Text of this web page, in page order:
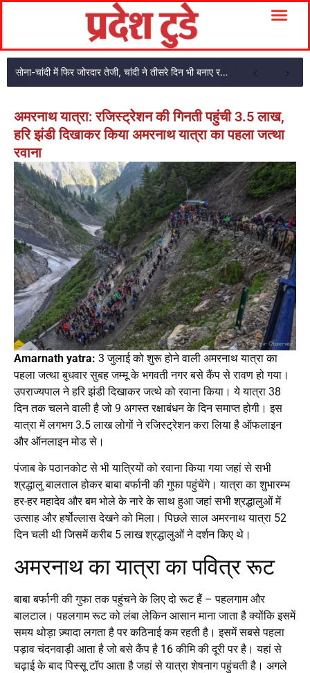
सोना-चांदी में फिर जोरदार तेजी, चांदी ने तीसरे दिन भी बनाए रखी चमक
अमरनाथ यात्रा: रजिस्ट्रेशन की गिनती पहुंची 3.5 लाख,
हरि झंडी दिखाकर किया अमरनाथ यात्रा का पहला जत्था
रवाना
Amarnath yatra: 3 जुलाई को शुरू होने वाली अमरनाथ यात्रा का
पहला जत्था बुधवार सुबह जम्मू के भगवती नगर बसे कैंप से रावण हो गया।
उपराज्यपाल ने हरि झंडी दिखाकर जत्थे को रवाना किया। ये यात्रा 38
दिन तक चलने वाली है जो 9 अगस्त रक्षाबंधन के दिन समाप्त होगी। इस
यात्रा में लगभग 3.5 लाख लोगों ने रजिस्ट्रेशन करा लिया है ऑफलाइन
और ऑनलाइन मोड से।
पंजाब के पठानकोट से भी यात्रियों को रवाना किया गया जहां से सभी
श्रद्धालु बालताल होकर बाबा बर्फानी की गुफा पहुंचेंगे। यात्रा का शुभारम्भ
हर-हर महादेव और बम भोले के नारे के साथ हुआ जहां सभी श्रद्धालुओं में
उत्साह और हर्षोल्लास देखने को मिला। पिछले साल अमरनाथ यात्रा 52
दिन चली थी जिसमें करीब 5 लाख श्रद्धालुओं ने दर्शन किए थे।
अमरनाथ का यात्रा का पवित्र रूट
बाबा बर्फानी की गुफा तक पहुंचने के लिए दो रूट हैं – पहलगाम और
बालटाल। पहलगाम रूट को लंबा लेकिन आसान माना जाता है क्योंकि इसमें
समय थोड़ा ज़्यादा लगता है पर कठिनाई कम रहती है। इसमें सबसे पहला
पड़ाव चंदनवाड़ी आता है जो बसे कैंप है 16 कीमि की दूरी पर है। यहां से
चढ़ाई के बाद पिस्सू टॉप आता है जहां से यात्रा शेषनाग पहुंचती है। अगले